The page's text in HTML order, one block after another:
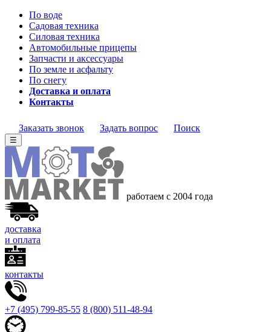
По воде
Садовая техника
Силовая техника
Автомобильные прицепы
Запчасти и аксессуары
По земле и асфальту
По снегу
Доставка и оплата
Контакты
Заказать звонок Задать вопрос Поиск
☰
работаем с 2004 года
доставка
и оплата
контакты
+7 (495) 799-85-55 8 (800) 511-48-94